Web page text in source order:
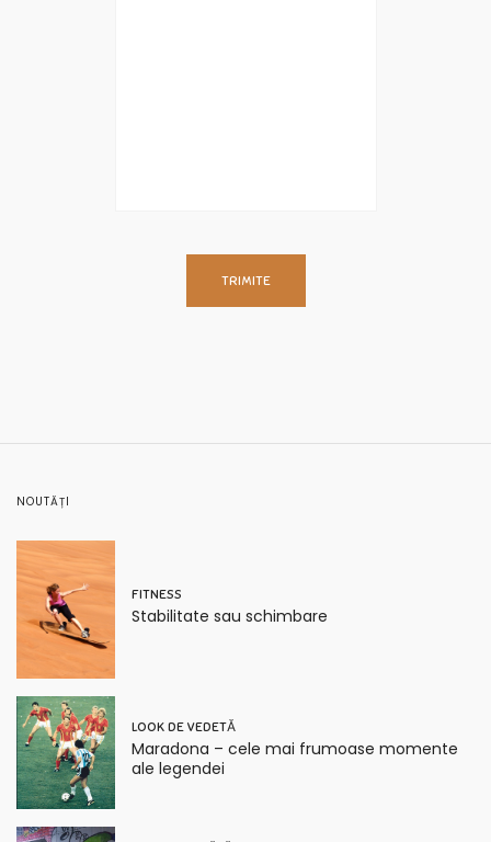
NOUTĂȚI
FITNESS
Stabilitate sau schimbare
LOOK DE VEDETĂ
Maradona – cele mai frumoase momente
ale legendei